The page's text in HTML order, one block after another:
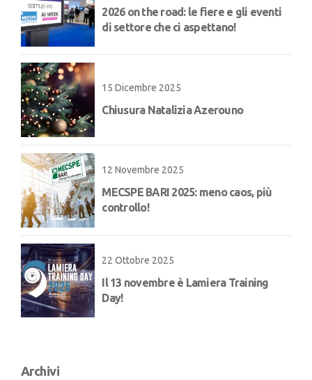
2026 on the road: le fiere e gli eventi
di settore che ci aspettano!
15 Dicembre 2025
Chiusura Natalizia Azerouno
12 Novembre 2025
MECSPE BARI 2025: meno caos, più
controllo!
22 Ottobre 2025
Il 13 novembre è Lamiera Training
Day!
Archivi